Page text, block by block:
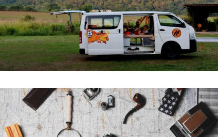
Nouvelle‑Zélande
CONSEILS NZ
Mise à jour :3 décembre 2024par Louis
AUSTRALIE | NOS CONSEILS
POUR VOYAGER EN VAN